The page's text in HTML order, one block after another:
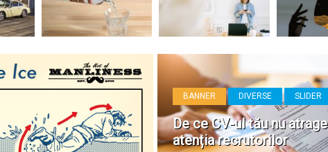
BANNER DIVERSE SLIDER
De ce CV-ul tău nu atrage
atenția recrutorilor